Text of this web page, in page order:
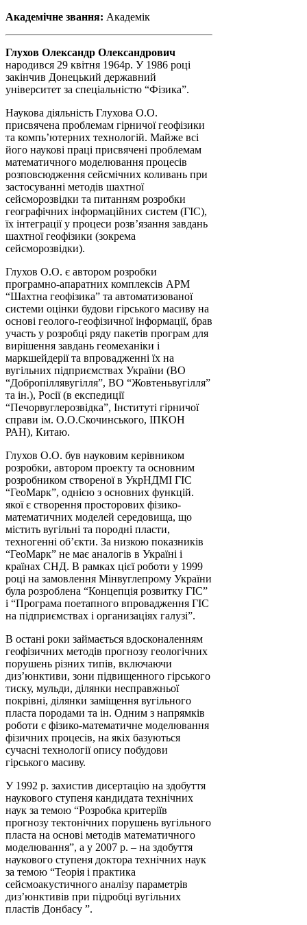
Академічне звання: Академік
Глухов Олександр Олександрович
народився 29 квітня 1964р. У 1986 році
закінчив Донецький державний
університет за спеціальністю “Фізика”.
Наукова діяльність Глухова О.О.
присвячена проблемам гірничої геофізики
та компь’ютерних технологій. Майже всі
його наукові праці присвячені проблемам
математичного моделювання процесів
розповсюдження сейсмічних коливань при
застосуванні методів шахтної
сейсморозвідки та питанням розробки
географічних інформаційних систем (ГІС),
їх інтеграції у процеси розв’язання завдань
шахтної геофізики (зокрема
сейсморозвідки).
Глухов О.О. є автором розробки
програмно-апаратних комплексів АРМ
“Шахтна геофізика” та автоматизованої
системи оцінки будови гірського масиву на
основі геолого-геофізичної інформації, брав
участь у розробці ряду пакетів програм для
вирішення завдань геомеханіки і
маркшейдерії та впровадженні їх на
вугільних підприємствах України (ВО
“Добропіллявугілля”, ВО “Жовтеньвугілля”
та ін.), Росії (в експедиції
“Печорвуглерозвідка”, Інституті гірничої
справи ім. О.О.Скочинського, ІПКОН
РАН), Китаю.
Глухов О.О. був науковим керівником
розробки, автором проекту та основним
розробником створеної в УкрНДМІ ГІС
“ГеоМарк”, однією з основних функцій.
якої є створення просторових фізико-
математичних моделей середовища, що
містить вугільні та породні пласти,
техногенні об’єкти. За низкою показників
“ГеоМарк” не має аналогів в Україні і
країнах СНД. В рамках цієї роботи у 1999
році на замовлення Мінвуглепрому України
була розроблена “Концепція розвитку ГІС”
і “Програма поетапного впровадження ГІС
на підприємствах і организаціях галузі”.
В остані роки займається вдосконаленням
геофізичних методів прогнозу геологічних
порушень різних типів, включаючи
диз’юнктиви, зони підвищенного гірського
тиску, мульди, ділянки несправжньої
покрівні, ділянки заміщення вугільного
пласта породами та ін. Одним з напрямків
роботи є фізико-математичне моделювання
фізичних процесів, на якіх базуються
сучасні технології опису побудови
гірського масиву.
У 1992 р. захистив дисертацію на здобуття
наукового ступеня кандидата технічних
наук за темою “Розробка критеріїв
прогнозу тектонічних порушень вугільного
пласта на основі методів математичного
моделювання”, а у 2007 р. – на здобуття
наукового ступеня доктора технічних наук
за темою “Теорія і практика
сейсмоакустичного аналізу параметрів
диз’юнктивів при підробці вугільних
пластів Донбасу ”.